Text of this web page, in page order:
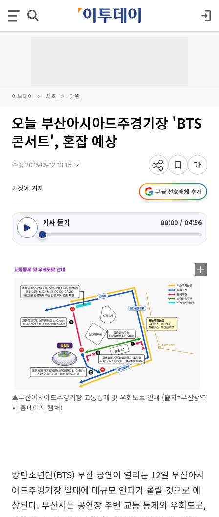
이투데이 사회 일반
오늘 부산아시아드주경기장 'BTS
콘서트', 혼잡 예상
수정 2026-06-12 13:15
기정아 기자 구글 선호매체 추가
기사 듣기 00:00 / 04:56
▲부산아시아드주경기장 교통통제 및 우회도로 안내 (출처=부산광역
시 홈페이지 캡처)
방탄소년단(BTS) 부산 공연이 열리는 12일 부산아시
아드주경기장 일대에 대규모 인파가 몰릴 것으로 예
상된다. 부산시는 공연장 주변 교통 통제와 우회도로,